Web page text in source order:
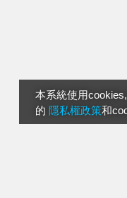
本系統使用
的 隱私權政策和